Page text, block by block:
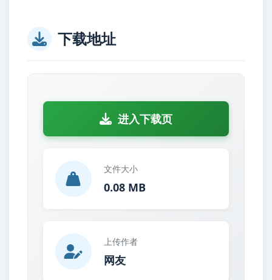
下载地址
进入下载页
文件大小
0.08 MB
上传作者
网友